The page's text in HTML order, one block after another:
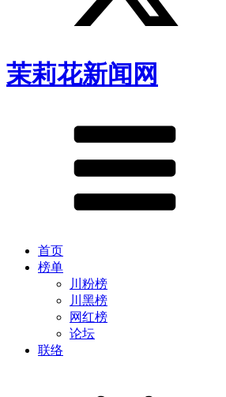
茉莉花新闻网
首页
榜单
川粉榜
川黑榜
网红榜
论坛
联络